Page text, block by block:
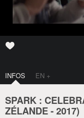
INFOS EN +
SPARK :
ZÉLANDE-2017)